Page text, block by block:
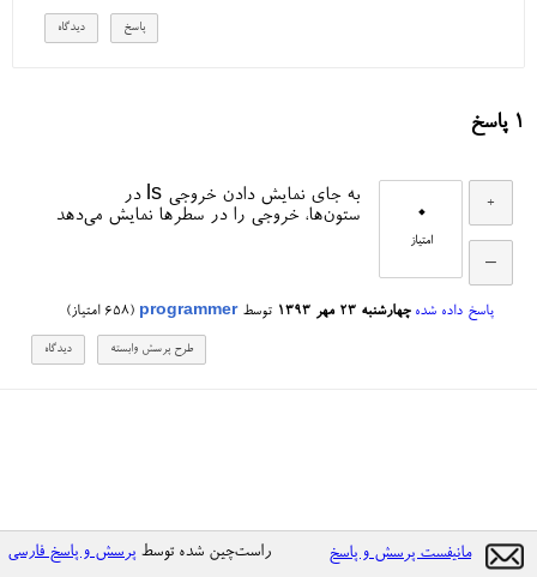
1 پاسخ
0
امتیاز
به جای نمایش دادن خروجی ls در
ستون‌ها، خروجی را در سطرها نمایش می‌دهد
پاسخ داده شده چهارشنبه ۲۳ مهر ۱۳۹۳ توسطprogrammer
(
658 امتیاز)
مانیفست پرسش و پاسخ راست‌چین شده توسط پرسش و پاسخ فارسی